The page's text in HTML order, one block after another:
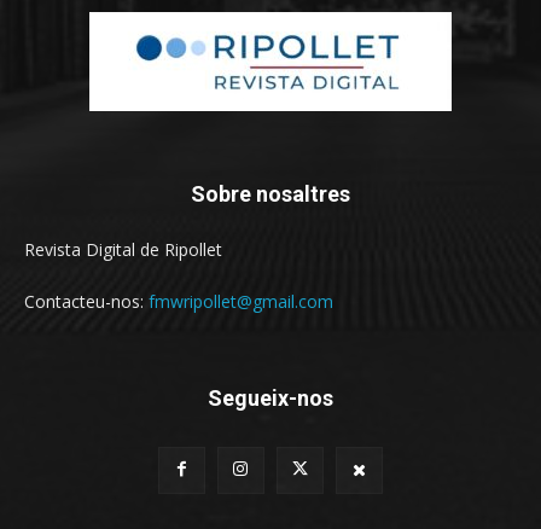
Sobre nosaltres
Revista Digital de Ripollet
Contacteu-nos: fmwripollet@gmail.com
Segueix-nos